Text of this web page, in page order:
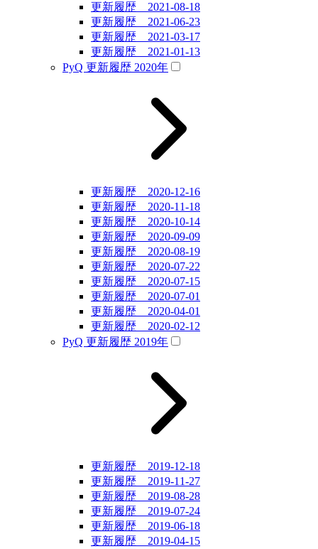
更新履歴 2021-08-18
更新履歴 2021-06-23
更新履歴 2021-03-17
更新履歴 2021-01-13
PyQ 更新履歴 2020年
更新履歴 2020-12-16
更新履歴 2020-11-18
更新履歴 2020-10-14
更新履歴 2020-09-09
更新履歴 2020-08-19
更新履歴 2020-07-22
更新履歴 2020-07-15
更新履歴 2020-07-01
更新履歴 2020-04-01
更新履歴 2020-02-12
PyQ 更新履歴 2019年
更新履歴 2019-12-18
更新履歴 2019-11-27
更新履歴 2019-08-28
更新履歴 2019-07-24
更新履歴 2019-06-18
更新履歴 2019-04-15